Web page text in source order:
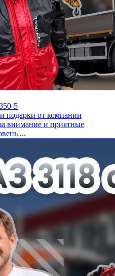
5
подарки от компании
внимание и приятные
...